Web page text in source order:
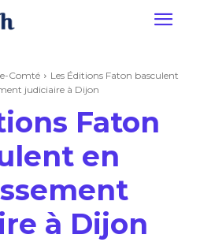
Comté
Les Éditions Faton basculent
judiciaire à Dijon
Faton
en
à Dijon